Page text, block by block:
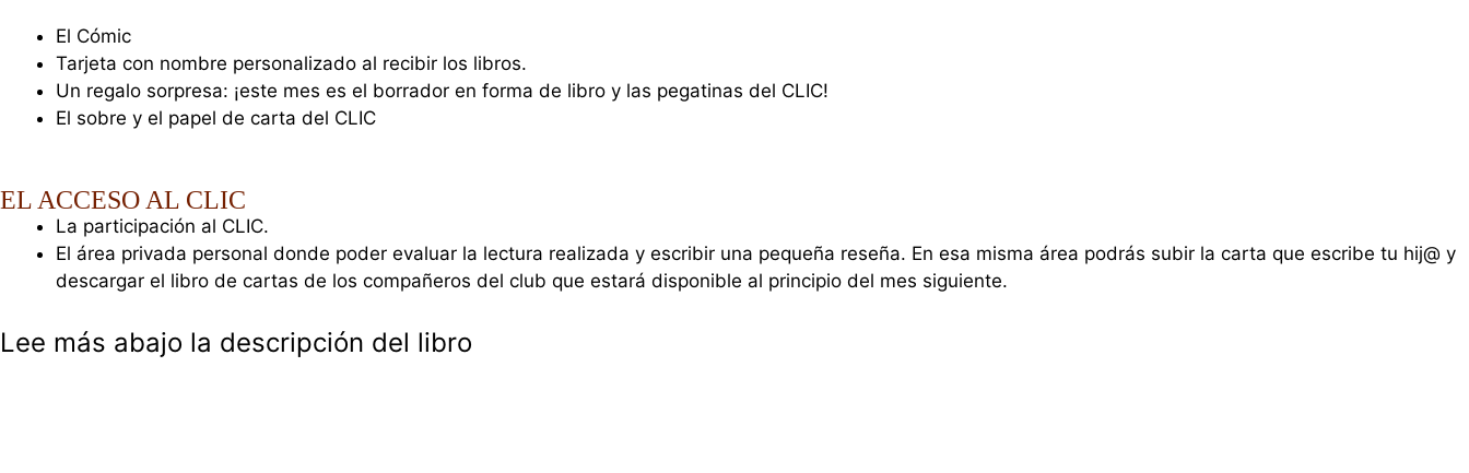
El Cómic
Tarjeta con nombre personalizado al recibir los libros.
Un regalo sorpresa: ¡este mes es el borrador en forma de libro y las pegatinas del CLIC!
El sobre y el papel de carta del CLIC
EL ACCESO AL CLIC
La participación al CLIC.
El área privada personal donde poder evaluar la lectura realizada y escribir una pequeña reseña. En esa misma área podrás subir la carta que escribe tu hij@ y
descargar el libro de cartas de los compañeros del club que estará disponible al principio del mes siguiente.
Lee más abajo la descripción del libro